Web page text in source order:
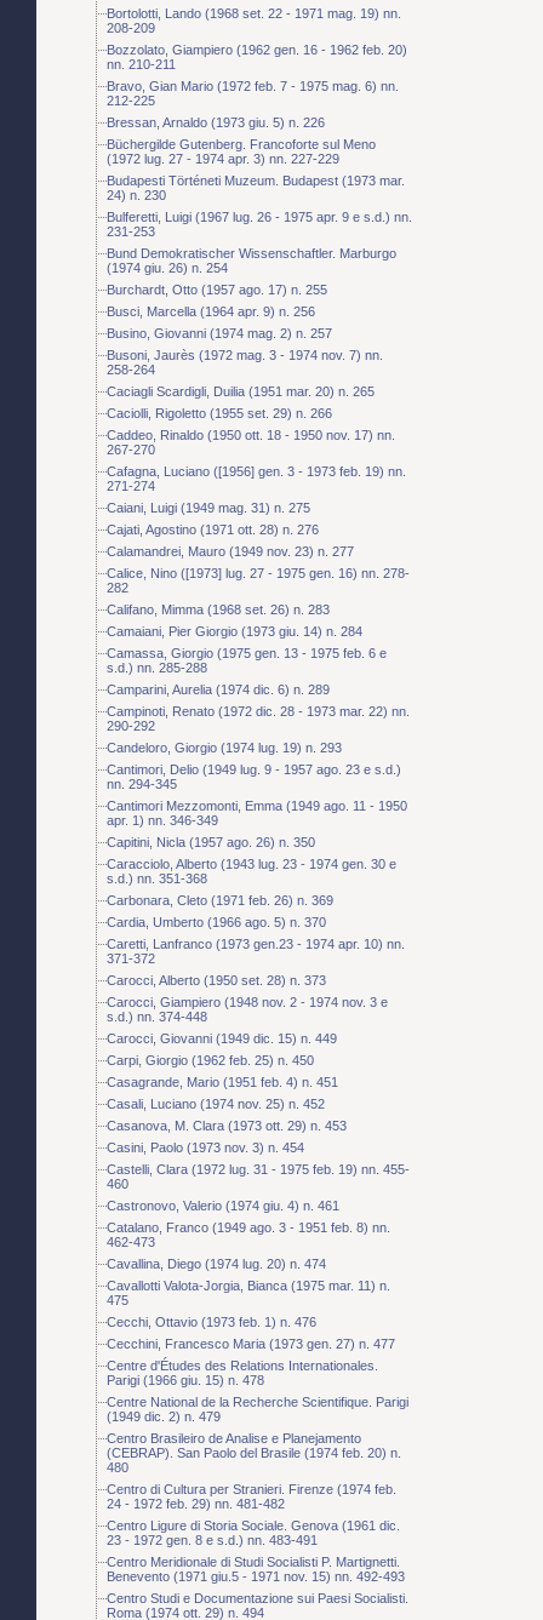
Bortolotti, Lando (1968 set. 22 - 1971 mag. 19) nn.
208-209
Bozzolato, Giampiero (1962 gen. 16 - 1962 feb. 20)
nn. 210-211
Bravo, Gian Mario (1972 feb. 7 - 1975 mag. 6) nn.
212-225
Bressan, Arnaldo (1973 giu. 5) n. 226
Büchergilde Gutenberg. Francoforte sul Meno
(1972 lug. 27 - 1974 apr. 3) nn. 227-229
Budapesti Történeti Muzeum. Budapest (1973 mar.
24) n. 230
Bulferetti, Luigi (1967 lug. 26 - 1975 apr. 9 e s.d.) nn.
231-253
Bund Demokratischer Wissenschaftler. Marburgo
(1974 giu. 26) n. 254
Burchardt, Otto (1957 ago. 17) n. 255
Busci, Marcella (1964 apr. 9) n. 256
Busino, Giovanni (1974 mag. 2) n. 257
Busoni, Jaurès (1972 mag. 3 - 1974 nov. 7) nn.
258-264
Caciagli Scardigli, Duilia (1951 mar. 20) n. 265
Caciolli, Rigoletto (1955 set. 29) n. 266
Caddeo, Rinaldo (1950 ott. 18 - 1950 nov. 17) nn.
267-270
Cafagna, Luciano ([1956] gen. 3 - 1973 feb. 19) nn.
271-274
Caiani, Luigi (1949 mag. 31) n. 275
Cajati, Agostino (1971 ott. 28) n. 276
Calamandrei, Mauro (1949 nov. 23) n. 277
Calice, Nino ([1973] lug. 27 - 1975 gen. 16) nn. 278-
282
Califano, Mimma (1968 set. 26) n. 283
Camaiani, Pier Giorgio (1973 giu. 14) n. 284
Camassa, Giorgio (1975 gen. 13 - 1975 feb. 6 e
s.d.) nn. 285-288
Camparini, Aurelia (1974 dic. 6) n. 289
Campinoti, Renato (1972 dic. 28 - 1973 mar. 22) nn.
290-292
Candeloro, Giorgio (1974 lug. 19) n. 293
Cantimori, Delio (1949 lug. 9 - 1957 ago. 23 e s.d.)
nn. 294-345
Cantimori Mezzomonti, Emma (1949 ago. 11 - 1950
apr. 1) nn. 346-349
Capitini, Nicla (1957 ago. 26) n. 350
Caracciolo, Alberto (1943 lug. 23 - 1974 gen. 30 e
s.d.) nn. 351-368
Carbonara, Cleto (1971 feb. 26) n. 369
Cardia, Umberto (1966 ago. 5) n. 370
Caretti, Lanfranco (1973 gen.23 - 1974 apr. 10) nn.
371-372
Carocci, Alberto (1950 set. 28) n. 373
Carocci, Giampiero (1948 nov. 2 - 1974 nov. 3 e
s.d.) nn. 374-448
Carocci, Giovanni (1949 dic. 15) n. 449
Carpi, Giorgio (1962 feb. 25) n. 450
Casagrande, Mario (1951 feb. 4) n. 451
Casali, Luciano (1974 nov. 25) n. 452
Casanova, M. Clara (1973 ott. 29) n. 453
Casini, Paolo (1973 nov. 3) n. 454
Castelli, Clara (1972 lug. 31 - 1975 feb. 19) nn. 455-
460
Castronovo, Valerio (1974 giu. 4) n. 461
Catalano, Franco (1949 ago. 3 - 1951 feb. 8) nn.
462-473
Cavallina, Diego (1974 lug. 20) n. 474
Cavallotti Valota-Jorgia, Bianca (1975 mar. 11) n.
475
Cecchi, Ottavio (1973 feb. 1) n. 476
Cecchini, Francesco Maria (1973 gen. 27) n. 477
Centre d'Études des Relations Internationales.
Parigi (1966 giu. 15) n. 478
Centre National de la Recherche Scientifique. Parigi
(1949 dic. 2) n. 479
Centro Brasileiro de Analise e Planejamento
(CEBRAP). San Paolo del Brasile (1974 feb. 20) n.
480
Centro di Cultura per Stranieri. Firenze (1974 feb.
24 - 1972 feb. 29) nn. 481-482
Centro Ligure di Storia Sociale. Genova (1961 dic.
23 - 1972 gen. 8 e s.d.) nn. 483-491
Centro Meridionale di Studi Socialisti P. Martignetti.
Benevento (1971 giu.5 - 1971 nov. 15) nn. 492-493
Centro Studi e Documentazione sui Paesi Socialisti.
Roma (1974 ott. 29) n. 494